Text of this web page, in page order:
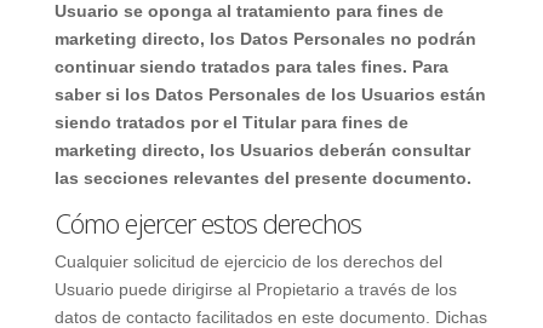
Usuario se oponga al tratamiento para fines de
marketing directo, los Datos Personales no podrán
continuar siendo tratados para tales fines. Para
saber si los Datos Personales de los Usuarios están
siendo tratados por el Titular para fines de
marketing directo, los Usuarios deberán consultar
las secciones relevantes del presente documento.
Cómo ejercer estos derechos
Cualquier solicitud de ejercicio de los derechos del
Usuario puede dirigirse al Propietario a través de los
datos de contacto facilitados en este documento. Dichas